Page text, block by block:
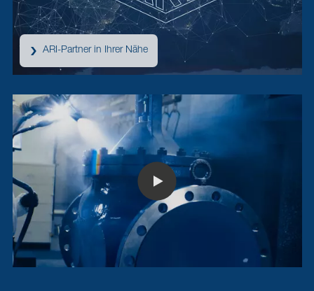
ARI-Partner in Ihrer Nähe